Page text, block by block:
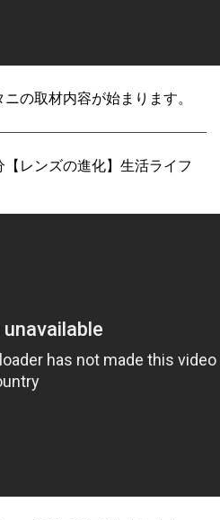
の取材内容が始まります。
レンズの進化】生活ライフ